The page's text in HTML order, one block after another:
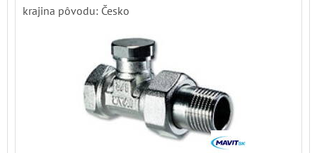
krajina pôvodu: Česko